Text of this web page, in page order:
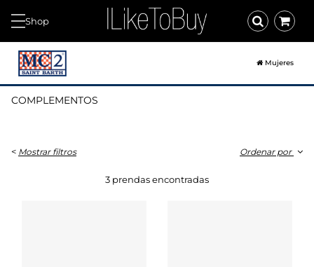
Shop
Mujeres
COMPLEMENTOS
3 prendas encontradas
Ordenar por
< Mostrar filtros